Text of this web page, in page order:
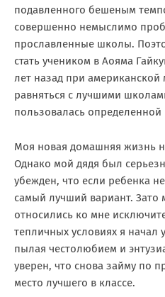
подавленного бешеным
совершенно немыслимо
прославленные школы.
стать учеником в Аояма
лет назад при американской
равняться с лучшими
пользовалась определенной
Моя новая домашняя жизнь
Однако мой дядя был
убежден, что если ребенка
самый лучший вариант. Зато
относились ко мне
тепличных условиях я начал
пылая честолюбием и
уверен, что снова займу по
место лучшего в классе.